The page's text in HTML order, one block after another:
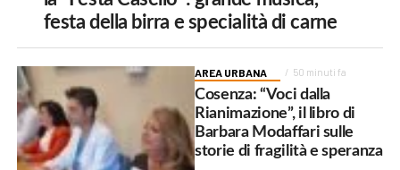
festa della birra e specialità di carne
AREA URBANA 50 minuti fa
Cosenza: “Voci dalla
Rianimazione”, il libro di
Barbara Modaffari sulle
storie di fragilità e speranza